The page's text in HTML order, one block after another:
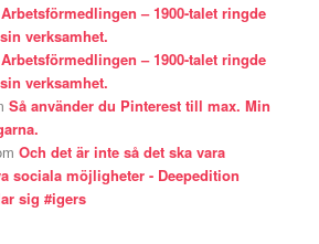
– 1900-talet ringde
verksamhet.
– 1900-talet ringde
verksamhet.
Så använder du Pinterest till max. Min
Och det är inte så det ska vara
sociala möjligheter - Deepedition
sig #igers